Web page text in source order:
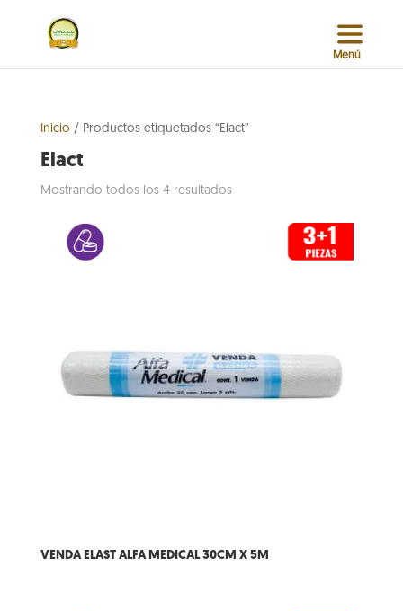
Inicio / Productos etiquetados “Elact”
Elact
Mostrando todos los 4 resultadosSorted
popularity
VENDA ELAST ALFA MEDICAL 30CM X 5M